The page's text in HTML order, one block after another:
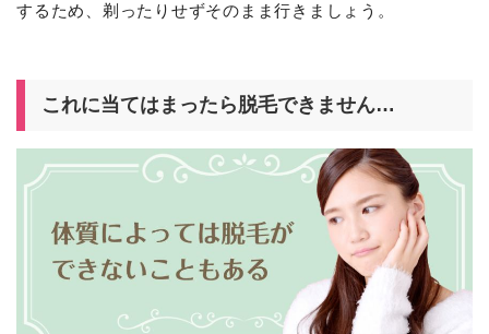
するため、剃ったりせずそのまま行きましょう。
これに当てはまったら脱毛できません…